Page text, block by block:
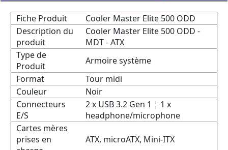
Fiche Produit
Cooler Master Elite 500 ODD
Description du
produit
Cooler Master Elite 500 ODD -
MDT - ATX
Type de
Produit
Armoire système
Format
Tour midi
Couleur
Noir
Connecteurs
E/S
2 x USB 3.2 Gen 1 ¦ 1 x
headphone/microphone
Cartes mères
prises en
ATX, microATX, Mini-ITX